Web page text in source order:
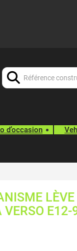
d’occasion
LÈVE
VERSO